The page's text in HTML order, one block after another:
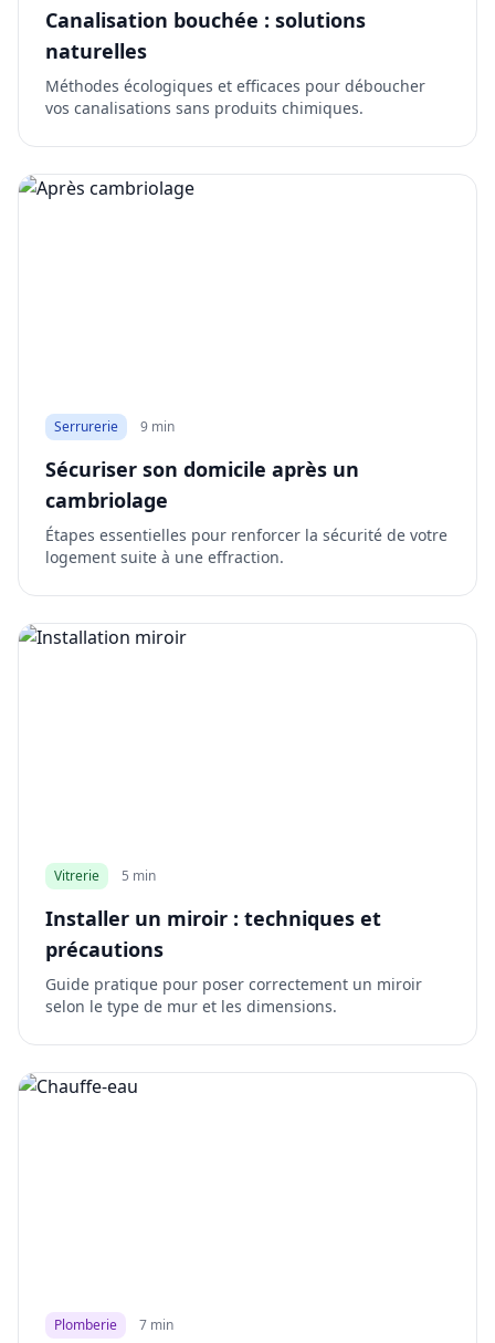
Canalisation bouchée : solutions
naturelles
Méthodes écologiques et efficaces pour déboucher
vos canalisations sans produits chimiques.
Serrurerie 9 min
Sécuriser son domicile après un
cambriolage
Étapes essentielles pour renforcer la sécurité de votre
logement suite à une effraction.
Vitrerie 5 min
Installer un miroir : techniques et
précautions
Guide pratique pour poser correctement un miroir
selon le type de mur et les dimensions.
Plomberie 7 min